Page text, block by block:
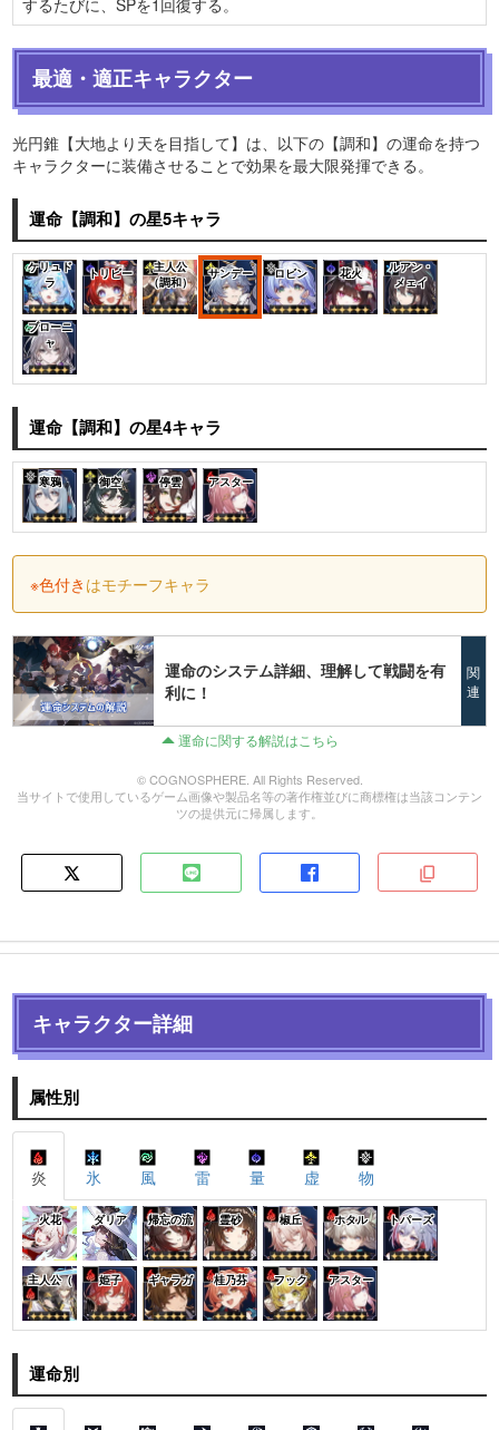
するたびに、SPを1回復する。
最適・適正キャラクター
光円錐【大地より天を目指して】は、以下の【調和】の運命を持つ
キャラクターに装備させることで効果を最大限発揮できる。
運命【調和】の星5キャラ
ケリュド
ラ
トリビー
主人公
（調和）
サンデー ロビン 花火
ルアン・
メェイ
ブローニ
ャ
運命【調和】の星4キャラ
寒鴉 御空 停雲 アスター
※色付き はモチーフキャラ
運命のシステム詳細、理解して戦闘を有
利に！
関
連
運命に関する解説はこちら
© COGNOSPHERE. All Rights Reserved.
当サイトで使用しているゲーム画像や製品名等の著作権並びに商標権は当該コンテン
ツの提供元に帰属します。
キャラクター詳細
属性別
炎 氷 風 雷 量 虚 物
火花 ダリア 帰忘の流 霊砂 椒丘 ホタル トパーズ
主人公（ 姫子 ギャラガ 桂乃芬 フック アスター
運命別